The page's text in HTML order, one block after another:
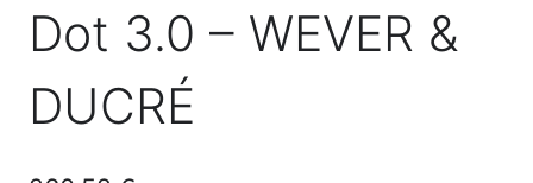
Dot 3.0 – WEVER &
DUCRÉ